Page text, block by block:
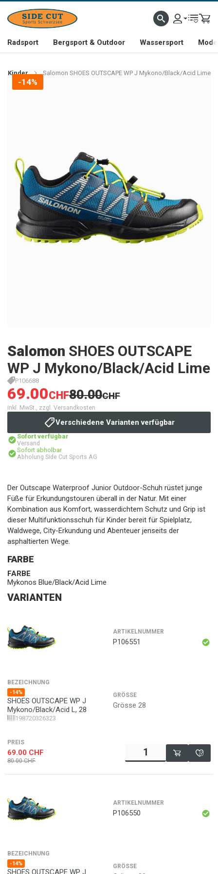
Radsport Bergsport & Outdoor Wassersport
Kinder Salomon SHOES OUTSCAPE WP J Mykono/Black/Acid Lime
-14%
Salomon SHOES OUTSCAPE
WP J Mykono/Black/Acid Lime
P106688
69.00CHF80.00CHF
inkl. MwSt., zzgl. Versandkosten
Verschiedene Varianten verfügbar
Sofort verfügbar
Versand
Sofort abholbar
Abholung Side Cut Sports AG
Der Outscape Waterproof Junior Outdoor-Schuh rüstet junge
Füße für Erkundungstouren überall in der Natur. Mit einer
Kombination aus Komfort, wasserdichtem Schutz und Grip ist
dieser Multifunktionsschuh für Kinder bereit für Spielplatz,
Waldwege, City-Erkundung und Abenteuer jenseits der
asphaltierten Wege.
FARBE
FARBE
Mykonos Blue/Black/Acid Lime
VARIANTEN
ARTIKELNUMMER
P106551
BEZEICHNUNG
-14%
SHOES OUTSCAPE WP J
Mykono/Black/Acid L, 28
198720326323
GRÖSSE
Grösse 28
PREIS
69.00 CHF
80.00 CHF
ARTIKELNUMMER
P106550
BEZEICHNUNG
-14%
SHOES OUTSCAPE WP J
GRÖSSE